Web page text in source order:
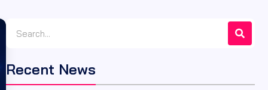
Recent News